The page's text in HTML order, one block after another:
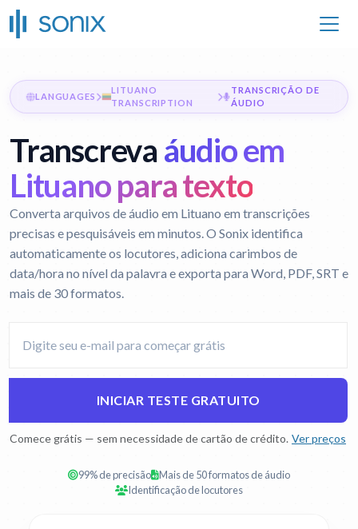
LANGUAGES
LITUANO
TRANSCRIPTION
TRANSCRIÇÃO DE
ÁUDIO
Transcreva áudio em
Lituano para texto
Converta arquivos de áudio em Lituano em transcrições
precisas e pesquisáveis em minutos. O Sonix identifica
automaticamente os locutores, adiciona carimbos de
data/hora no nível da palavra e exporta para Word, PDF, SRT e
mais de 30 formatos.
INICIAR TESTE GRATUITO
Comece grátis — sem necessidade de cartão de crédito. Ver preços
99% de precisão
Mais de 50 formatos de áudio
Identificação de locutores